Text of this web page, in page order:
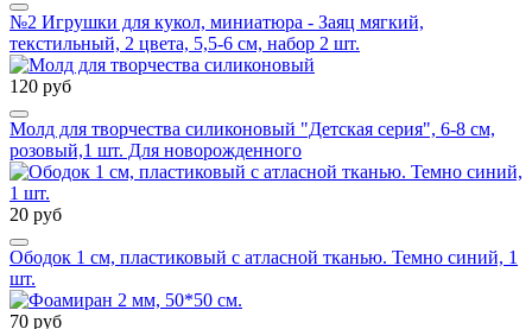
№2 Игрушки для кукол, миниатюра - Заяц мягкий,
текстильный, 2 цвета, 5,5-6 см, набор 2 шт.
120 руб
Молд для творчества силиконовый "Детская серия", 6-8 см,
розовый,1 шт. Для новорожденного
20 руб
Ободок 1 см, пластиковый с атласной тканью. Темно синий, 1
шт.
70 руб